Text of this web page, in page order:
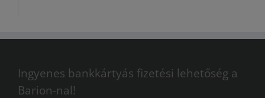
Ingyenes bankkártyás fizetési lehetőség a
Barion-nal!